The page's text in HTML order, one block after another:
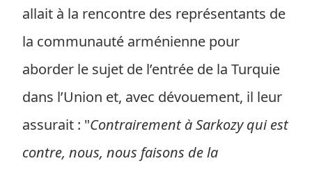
allait à la rencontre des représentants de
la communauté arménienne pour
aborder le sujet de l’entrée de la Turquie
dans l’Union et, avec dévouement, il leur
assurait : "Contrairement à Sarkozy qui est
contre, nous, nous faisons de la